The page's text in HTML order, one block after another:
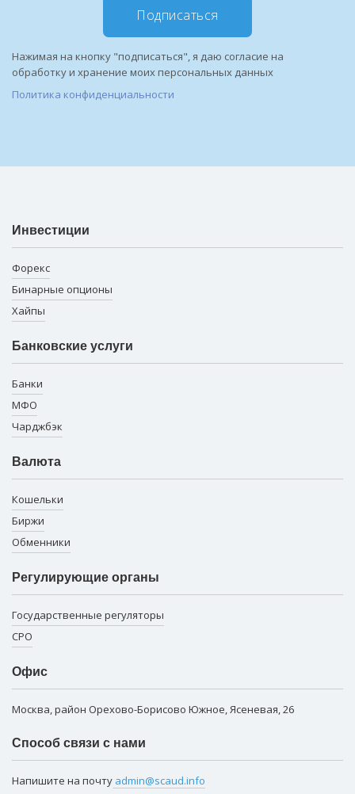
Подписаться
Нажимая на кнопку "подписаться", я даю согласие на
обработку и хранение моих персональных данных
Политика конфиденциальности
Инвестиции
Форекс
Бинарные опционы
Хайпы
Банковские услуги
Банки
МФО
Чарджбэк
Валюта
Кошельки
Биржи
Обменники
Регулирующие органы
Государственные регуляторы
СРО
Офис
Москва, район Орехово-Борисово Южное, Ясеневая, 26
Способ связи с нами
Напишите на почту admin@scaud.info